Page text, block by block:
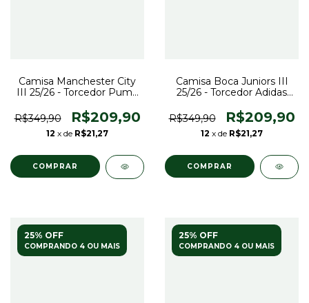
Camisa Manchester City
III 25/26 - Torcedor Puma
R$349,90
R$209,90
12 x de R$21,27
COMPRAR
Camisa Boca Juniors III
25/26 - Torcedor Adidas
detalhes em amarelo
R$349,90 R$209,90
12 x de R$21,27
COMPRAR
25% OFF
COMPRANDO 4 OU MAIS
25% OFF
COMPRANDO 4 OU MAIS